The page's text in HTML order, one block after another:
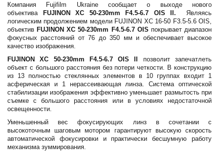
Компания Fujifilm Ukraine сообщает о выходе нового
объектива
FUJINON XC 50-230mm F4.5-6.7 OIS II. Являясь
логическим продолжением модели FUJINON XC 16-50 F3.5-5.6 OIS,
объектив FUJINON XC 50-230mm F4.5-6.7 OIS покрывает диапазон
фокусных расстояний от 76 до 350 мм и обеспечивает высокое
качество изображения.
FUJINON XC 50-230mm F4.5-6.7 OIS II позволит запечатлеть
объект с большого расстояния без потери четкости. В конструкцию
из 13 полностью стеклянных элементов в 10 группах входит 1
асферическая и 1 нерассеивающая линза. Система оптической
стабилизации изображения эффективно уменьшает размытость при
съемке с большого расстояния или в условиях недостаточной
освещенности.
Уменьшенный вес фокусирующих линз в сочетании с
высокоточным шаговым мотором гарантируют высокую скорость
автоматической фокусировки и практически бесшумную работу
механизма зуммирования.